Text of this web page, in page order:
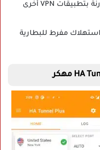
لا يؤثر على سرعة الإنترنت مقارنة بتطبيقات VPN أخرى
مفرط للبطارية